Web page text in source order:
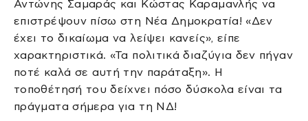
Αντώνης Σαμαράς και Κώστας Καραμανλής να
επιστρέψουν πίσω στη Νέα Δημοκρατία! «Δεν
έχει το δικαίωμα να λείψει κανείς», είπε
χαρακτηριστικά. «Τα πολιτικά διαζύγια δεν πήγαν
ποτέ καλά σε αυτή την παράταξη». Η
τοποθέτησή του δείχνει πόσο δύσκολα είναι τα
πράγματα σήμερα για τη ΝΔ!